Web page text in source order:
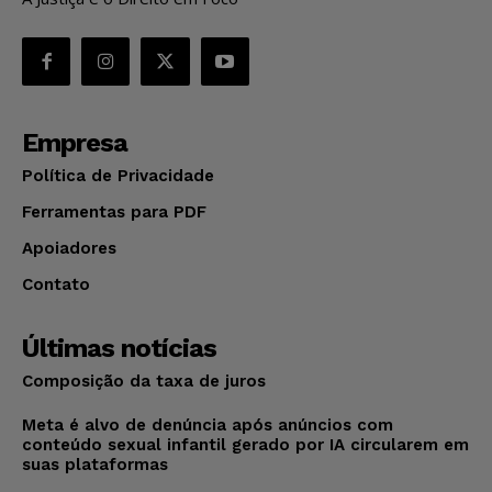
Empresa
Política de Privacidade
Ferramentas para PDF
Apoiadores
Contato
Últimas notícias
Composição da taxa de juros
Meta é alvo de denúncia após anúncios com
conteúdo sexual infantil gerado por IA circularem em
suas plataformas